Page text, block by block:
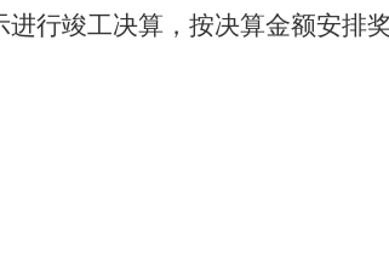
进行竣工决算，按决算金额安排奖